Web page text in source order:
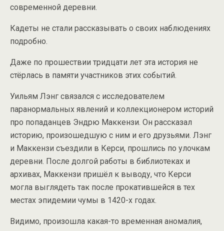
современной деревни.
Кадеты не стали рассказывать о своих наблюдениях
подробно.
Даже по прошествии тридцати лет эта история не
стёрлась в памяти участников этих событий.
Уильям Лэнг связался с исследователем
паранормальных явлений и коллекционером историй
про попаданцев Эндрю Маккензи. Он рассказал
историю, произошедшую с ним и его друзьями. Лэнг
и Маккензи съездили в Керси, прошлись по улочкам
деревни. После долгой работы в библиотеках и
архивах, Маккензи пришёл к выводу, что Керси
могла выглядеть так после прокатившейся в тех
местах эпидемии чумы в 1420-х годах.
Видимо, произошла какая-то временная аномалия,